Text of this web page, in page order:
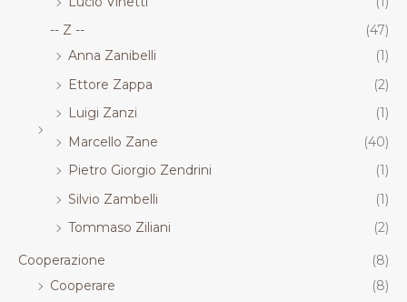
-- Z --
(47)
Anna Zanibelli
(1)
Ettore Zappa
(2)
Luigi Zanzi
(1)
Marcello Zane
(40)
Pietro Giorgio Zendrini
(1)
Silvio Zambelli
(1)
Tommaso Ziliani
(2)
Cooperazione
(8)
Cooperare
(8)